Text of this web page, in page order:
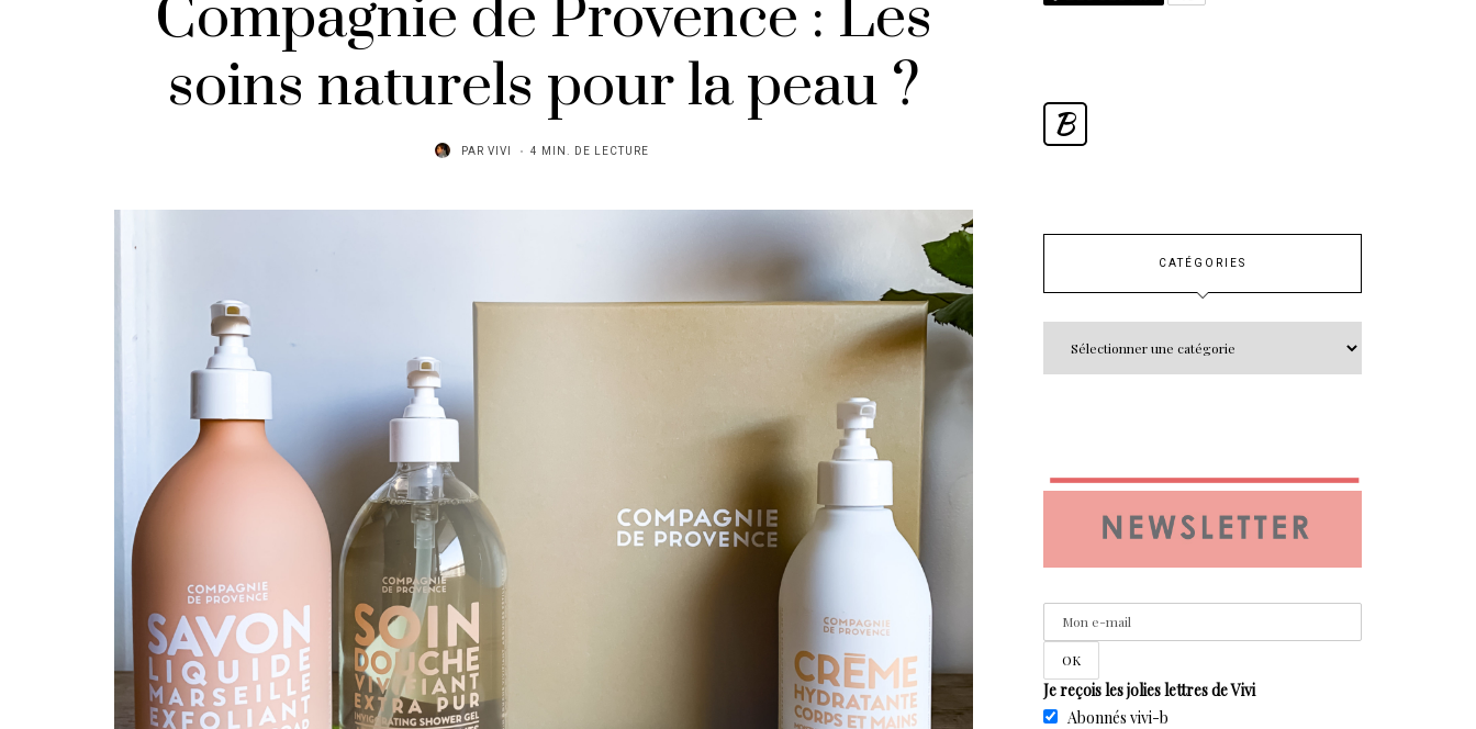
Compagnie de Provence : Les
soins naturels pour la peau ?
PAR VIVI 4 MIN. DE LECTURE
B
CATÉGORIES
Je reçois les jolies lettres de Vivi
Abonnés vivi-b